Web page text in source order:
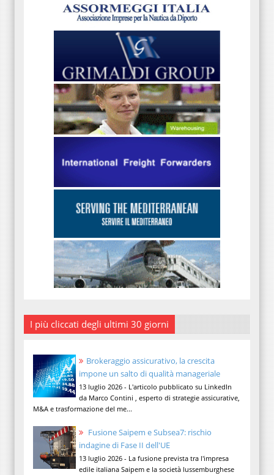
I più cliccati degli ultimi 30 giorni
Brokeraggio assicurativo, la crescita
impone un salto di qualità manageriale
13 luglio 2026 - L'articolo pubblicato su LinkedIn
da Marco Contini , esperto di strategie assicurative,
M&A e trasformazione del me...
Fusione Saipem e Subsea7: rischio
indagine di Fase II dell'UE
13 luglio 2026 - La fusione prevista tra l'impresa
edile italiana Saipem e la società lussemburghese